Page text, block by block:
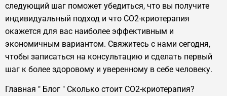
следующий шаг поможет убедиться, что вы получите
индивидуальный подход и что CO2-криотерапия
окажется для вас наиболее эффективным и
экономичным вариантом. Свяжитесь с нами сегодня,
чтобы записаться на консультацию и сделать первый
шаг к более здоровому и уверенному в себе человеку.
Главная " Блог " Сколько стоит CO2-криотерапия?